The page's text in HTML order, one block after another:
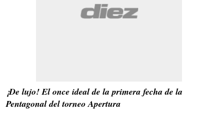
¡De lujo! El once ideal de la primera fecha de la
Pentagonal del torneo Apertura